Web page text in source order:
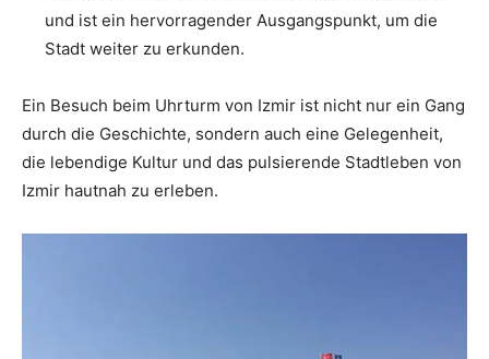
und ist ein hervorragender Ausgangspunkt, um die
Stadt weiter zu erkunden.
Ein Besuch beim Uhrturm von Izmir ist nicht nur ein Gang
durch die Geschichte, sondern auch eine Gelegenheit,
die lebendige Kultur und das pulsierende Stadtleben von
Izmir hautnah zu erleben.